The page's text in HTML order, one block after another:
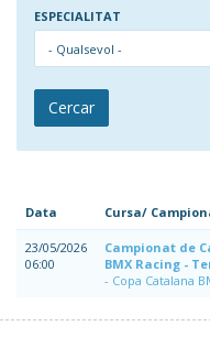
ESPECIALITAT
Cercar
Data Cursa/
23/05/2026
06:00
Campionat de
BMX Racing -
Copa Catalana